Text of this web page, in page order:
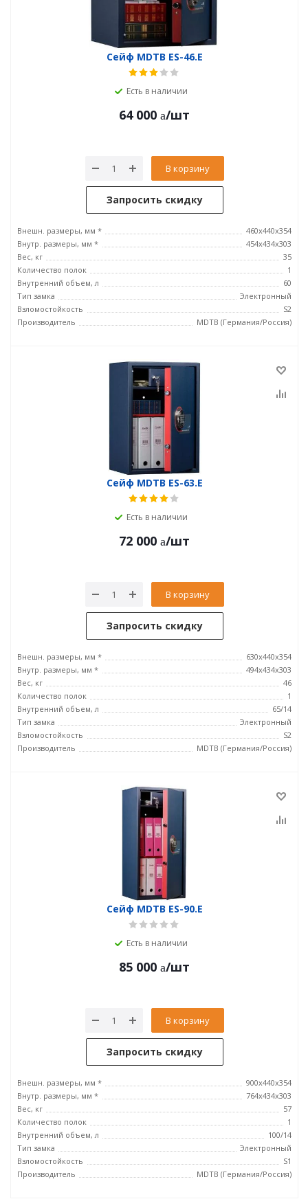
Сейф MDTB ES-46.E
Есть в наличии
64 000 /шт
В корзину
Запросить скидку
Внешн. размеры, мм *
460x440x354
Внутр. размеры, мм *
454x434x303
Вес, кг
35
Количество полок
1
Внутренний объем, л
60
Тип замка
Электронный
Взломостойкость
S2
Производитель
MDTB (Германия/Россия)
Сейф MDTB ES-63.E
Есть в наличии
72 000 /шт
В корзину
Запросить скидку
Внешн. размеры, мм *
630x440x354
Внутр. размеры, мм *
494x434x303
Вес, кг
46
Количество полок
1
Внутренний объем, л
65/14
Тип замка
Электронный
Взломостойкость
S2
Производитель
MDTB (Германия/Россия)
Сейф MDTB ES-90.E
Есть в наличии
85 000 /шт
В корзину
Запросить скидку
Внешн. размеры, мм *
900x440x354
Внутр. размеры, мм *
764x434x303
Вес, кг
57
Количество полок
1
Внутренний объем, л
100/14
Тип замка
Электронный
Взломостойкость
S1
Производитель
MDTB (Германия/Россия)